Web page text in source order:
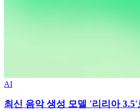
AI
최신 음악 생성 모델 '리리아